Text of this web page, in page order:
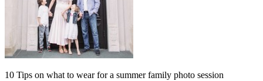
10 Tips on what to wear for a summer family photo session